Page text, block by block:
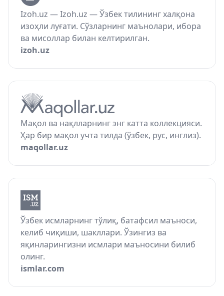
Izoh.uz — Izoh.uz — Ўзбек тилининг халқона
изоҳли луғати. Сўзларнинг маънолари, ибора
ва мисоллар билан келтирилган.
izoh.uz
Мақол ва нақлларнинг энг катта коллекцияси.
Ҳар бир мақол учта тилда (ўзбек, рус, инглиз).
maqollar.uz
Ўзбек исмларнинг тўлиқ, батафсил маъноси,
келиб чиқиши, шакллари. Ўзингиз ва
яқинларингизни исмлари маъносини билиб
олинг.
ismlar.com